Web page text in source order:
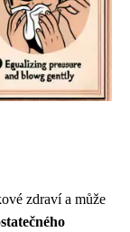
zdraví a může